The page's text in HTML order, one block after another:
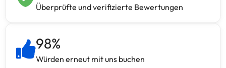
Überprüfte und verifizierte Bewertungen
98%
Würden erneut mit uns buchen